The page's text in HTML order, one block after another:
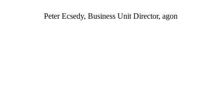
Peter Ecsedy, Business Unit Director, agon